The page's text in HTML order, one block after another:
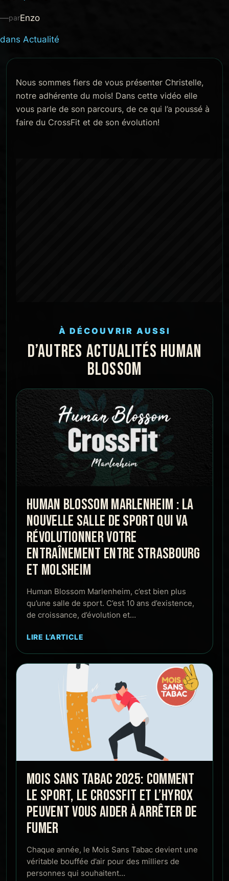
—parEnzo
dans Actualité
Nous sommes fiers de vous présenter Christelle,
notre adhérente du mois! Dans cette vidéo elle
vous parle de son parcours, de ce qui l’a poussé à
faire du CrossFit et de son évolution!
À DÉCOUVRIR AUSSI
D’AUTRES ACTUALITÉS HUMAN
BLOSSOM
HUMAN BLOSSOM MARLENHEIM : LA
NOUVELLE SALLE DE SPORT QUI VA
RÉVOLUTIONNER VOTRE
ENTRAÎNEMENT ENTRE STRASBOURG
ET MOLSHEIM
Human Blossom Marlenheim, c’est bien plus
qu’une salle de sport. C’est 10 ans d’existence,
de croissance, d’évolution et…
LIRE L’ARTICLE
MOIS SANS TABAC 2025: COMMENT
LE SPORT, LE CROSSFIT ET L’HYROX
PEUVENT VOUS AIDER À ARRÊTER DE
FUMER
Chaque année, le Mois Sans Tabac devient une
véritable bouffée d’air pour des milliers de
personnes qui souhaitent…